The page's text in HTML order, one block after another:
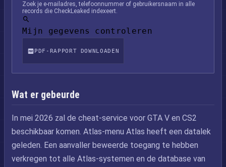
Zoek je e-mailadres, telefoonnummer of gebruikersnaam in alle
records die CheckLeaked indexeert.
Mijn gegevens controleren
PDF-RAPPORT DOWNLOADEN
Wat er gebeurde
In mei 2026 zal de cheat-service voor GTA V en CS2
beschikbaar komen. Atlas-menu Atlas heeft een datalek
geleden. Een aanvaller beweerde toegang te hebben
verkregen tot alle Atlas-systemen en de database van